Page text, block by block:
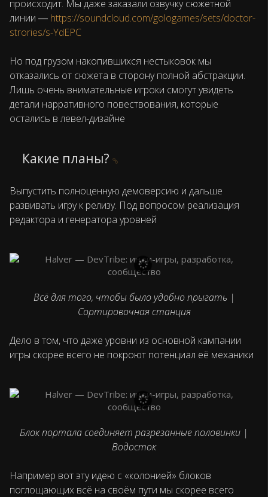
происходит. Мы даже заказали озвучку сюжетной
линии ― https://soundcloud.com/gologames/sets/doctor-
strories/s-YdEPC
Но под грузом накопившихся нестыковок мы
отказались от сюжета в сторону полной абстракции.
Лишь очень внимательные игроки смогут увидеть
детали нарративного повествования, которые
остались в левел-дизайне
Какие планы?
Выпустить полноценную демоверсию и дальше
развивать игру к релизу. Под вопросом реализация
редактора и генератора уровней
Всё для того, чтобы было удобно прыгать |
Сортировочная станция
Дело в том, что даже уровни из основной кампании
игры скорее всего не покроют потенциал её механики
Блок портала соединяет разрезанные половинки |
Водосток
Например вот эту идею с «колонией» блоков
поглощающих всё на своём пути мы скорее всего